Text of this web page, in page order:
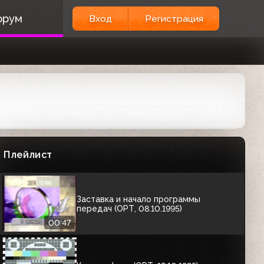
Вход Регистрация
Плейлист
00:53
Заставка начала эфира (ОРТ, октябрь
1995-начало 1996) Ранняя версия
Заставка начала эфира (ОРТ, 1995-
00:41
Заставка конца эфира (ОРТ, 1995-
00:47
Заставка и начало программы
передач (ОРТ, 08.10.1995)